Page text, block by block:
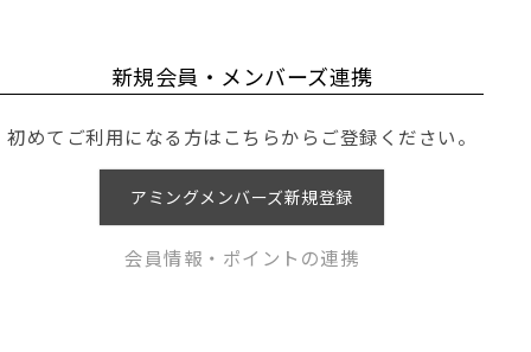
新規会員・メンバーズ連携
初めてご利用になる方はこちらからご登録ください。
アミングメンバーズ新規登録
会員情報・ポイントの連携